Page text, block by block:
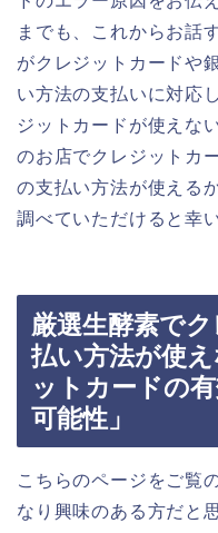
までも、これからお話
がクレジットカードや
い方法の支払いに対応
ジットカードが使えな
のお店でクレジットカ
の支払い方法が使える
調べていただけると幸
厳選生酵素で
払い方法が使
ットカードの
可能性」
こちらのページをご覧
なり興味のある方だと